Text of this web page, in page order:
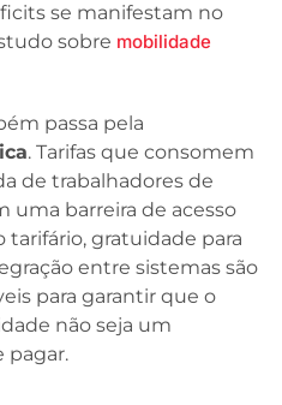
se manifestam no
sobre mobilidade
passa pela
. Tarifas que consomem
de trabalhadores de
uma barreira de acesso
tarifário, gratuidade para
entre sistemas são
para garantir que o
não seja um
pagar.